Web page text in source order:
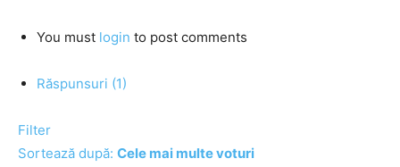
You must login to post comments
Răspunsuri (1)
Filter
Sortează după: Cele mai multe voturi